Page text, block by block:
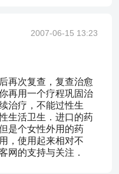
2007-06-15 13:23
再次复查，复查治愈
再用一个疗程巩固治
治疗，不能过性生
生活卫生．进口的药
是个女性外用的药
，使用起来相对不
网的支持与关注．